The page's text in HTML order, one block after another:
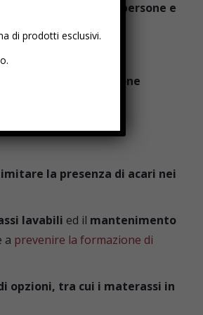
per la salute delle persone e
significativa riduzione
acari, garantendo un
la presenza di acari nei
lavabili ed il mantenimento
a prevenire la formazione di
opzioni, tra cui i materassi in
di prodotti esclusivi.